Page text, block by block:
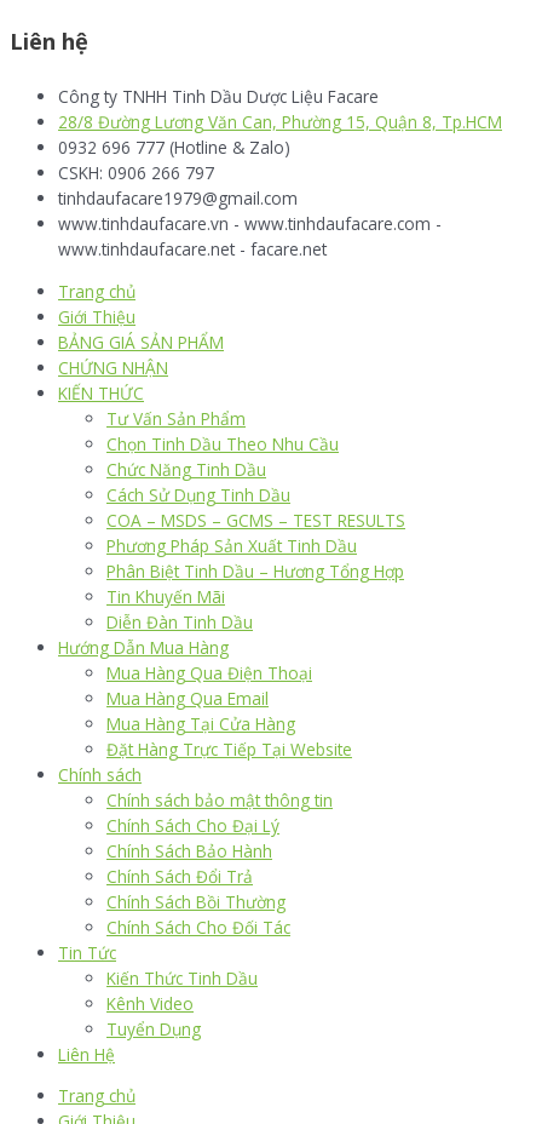
Liên hệ
Công ty TNHH Tinh Dầu Dược Liệu Facare
28/8 Đường Lương Văn Can, Phường 15, Quận 8, Tp.HCM
0932 696 777 (Hotline & Zalo)
CSKH: 0906 266 797
tinhdaufacare1979@gmail.com
www.tinhdaufacare.vn - www.tinhdaufacare.com -
www.tinhdaufacare.net - facare.net
Trang chủ
Giới Thiệu
BẢNG GIÁ SẢN PHẨM
CHỨNG NHẬN
KIẾN THỨC
Tư Vấn Sản Phẩm
Chọn Tinh Dầu Theo Nhu Cầu
Chức Năng Tinh Dầu
Cách Sử Dụng Tinh Dầu
COA – MSDS – GCMS – TEST RESULTS
Phương Pháp Sản Xuất Tinh Dầu
Phân Biệt Tinh Dầu – Hương Tổng Hợp
Tin Khuyến Mãi
Diễn Đàn Tinh Dầu
Hướng Dẫn Mua Hàng
Mua Hàng Qua Điện Thoại
Mua Hàng Qua Email
Mua Hàng Tại Cửa Hàng
Đặt Hàng Trực Tiếp Tại Website
Chính sách
Chính sách bảo mật thông tin
Chính Sách Cho Đại Lý
Chính Sách Bảo Hành
Chính Sách Đổi Trả
Chính Sách Bồi Thường
Chính Sách Cho Đối Tác
Tin Tức
Kiến Thức Tinh Dầu
Kênh Video
Tuyển Dụng
Liên Hệ
Trang chủ